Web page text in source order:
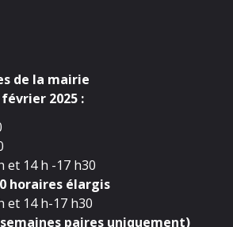
de la mairie
2025 :
et 14 h -17 h30
horaires élargis
et 14 h-17 h30
paires uniquement)